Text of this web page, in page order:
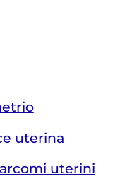
uterina
uterini